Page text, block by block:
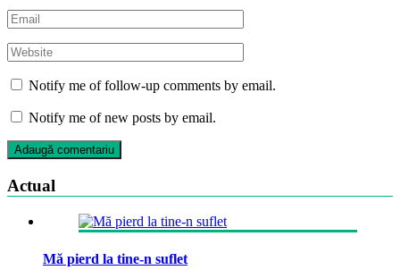
Notify me of follow-up comments by email.
Notify me of new posts by email.
Actual
Mă pierd la tine-n suflet